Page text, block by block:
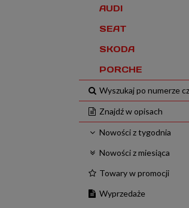
AUDI
SEAT
SKODA
PORCHE
Wyszukaj po numerze
Znajdź w opisach
Nowości z tygodnia
Nowości z miesiąca
Towary w promocji
Wyprzedaże